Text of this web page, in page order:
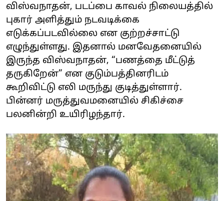
விஸ்வநாதன், படப்பை காவல் நிலையத்தில்
புகார் அளித்தும் நடவடிக்கை
எடுக்கப்படவில்லை என குற்றச்சாட்டு
எழுந்துள்ளது. இதனால் மனவேதனையில்
இருந்த விஸ்வநாதன், “பணத்தை மீட்டுத்
தருகிறேன்” என குடும்பத்தினரிடம்
கூறிவிட்டு எலி மருந்து குடித்துள்ளார்.
பின்னர் மருத்துவமனையில் சிகிச்சை
பலனின்றி உயிரிழந்தார்.